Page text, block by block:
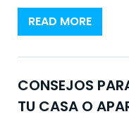
READ MORE
CONSEJOS
TU CASA O